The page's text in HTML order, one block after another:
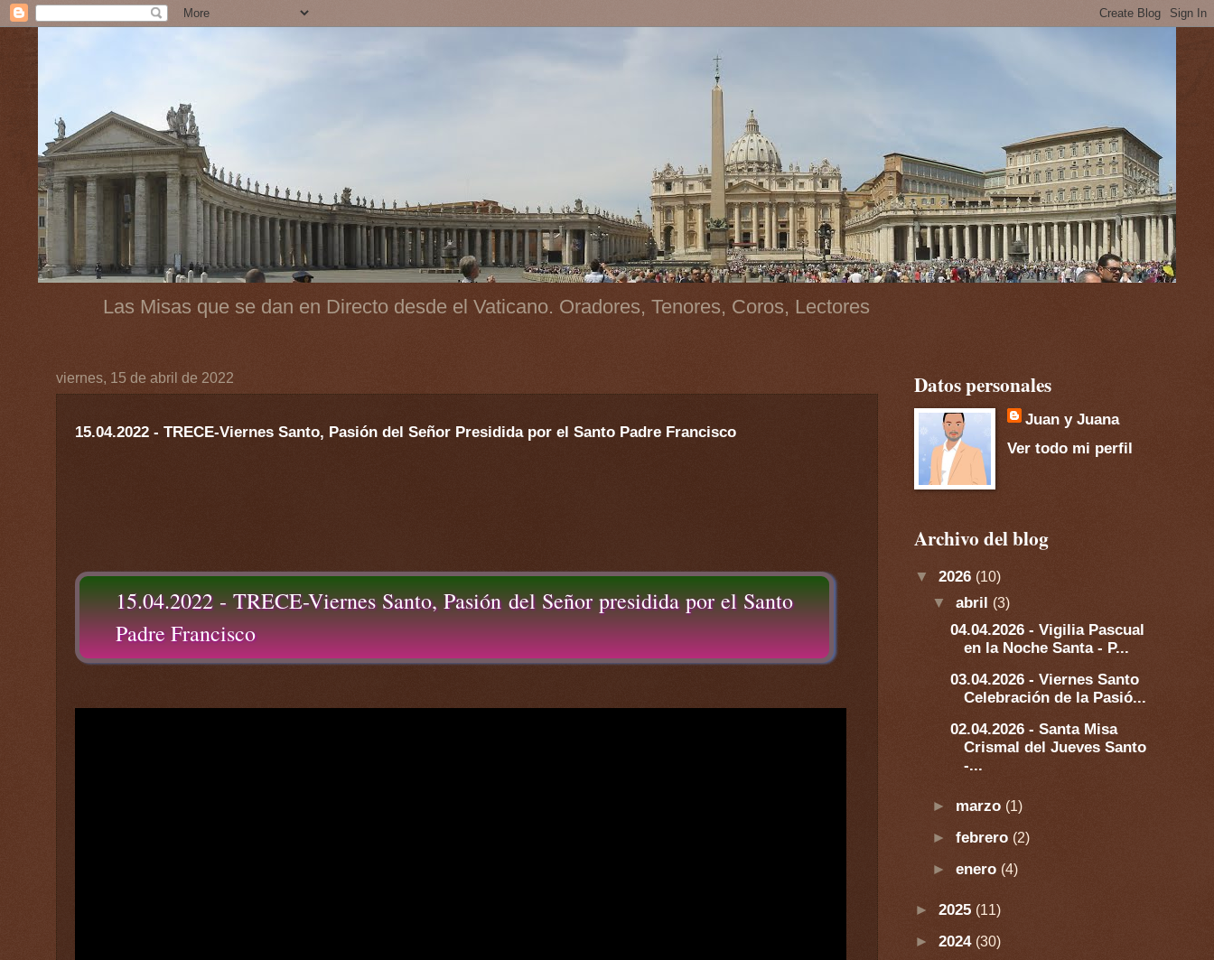
Las Misas que se dan en Directo desde el Vaticano. Oradores, Tenores, Coros, Lectores
viernes, 15 de abril de 2022
15.04.2022 - TRECE-Viernes Santo, Pasión del Señor Presidida por el Santo Padre Francisco
15.04.2022 - TRECE-Viernes Santo, Pasión del Señor presidida por el Santo
Padre Francisco
Datos personales
Juan y Juana
Ver todo mi perfil
Archivo del blog
▼ 2026 (10)
▼abril (3)
04.04.2026 - Vigilia Pascual
en la Noche Santa - P...
03.04.2026 - Viernes Santo
Celebración de la Pasió...
02.04.2026 - Santa Misa
Crismal del Jueves Santo
-...
► marzo (1)
►febrero (2)
►enero (4)
► 2025 (11)
► 2024 (30)